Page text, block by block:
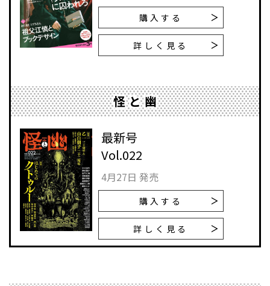
購入する
詳しく見る
怪と幽
最新号
Vol.022
4月27日 発売
購入する
詳しく見る